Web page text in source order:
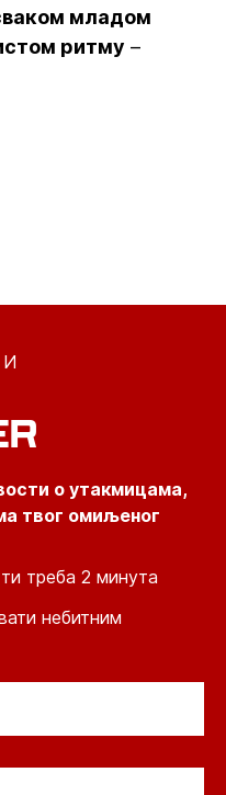
младом
ритму –
о утакмицама,
твог омиљеног
треба 2 минута
небитним